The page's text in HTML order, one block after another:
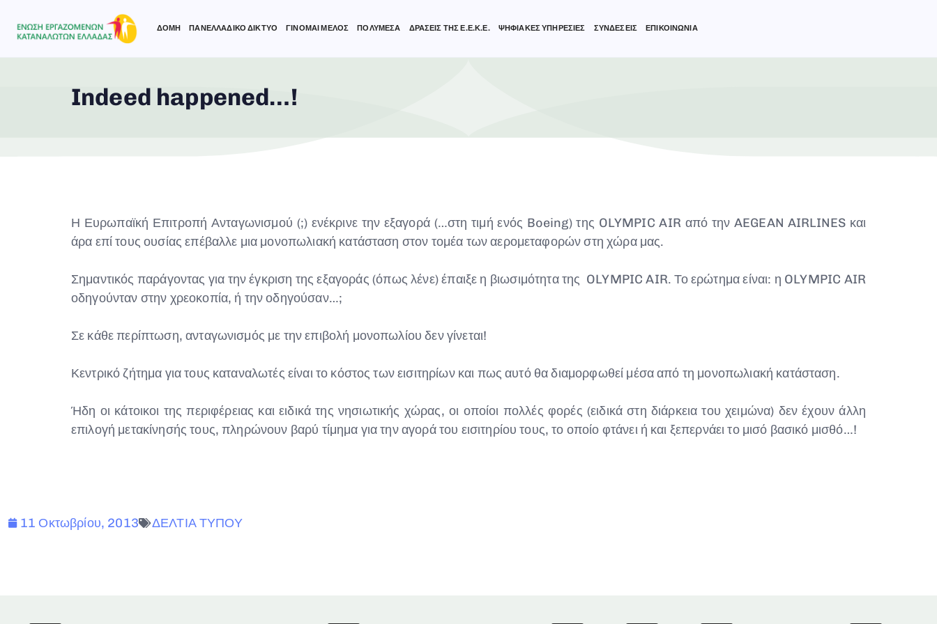
ΔΟΜΗ ΠΑΝΕΛΛΑΔΙΚΟ ΔΙΚΤΥΟ ΓΙΝΟΜΑΙ ΜΕΛΟΣ ΠΟΛΥΜΕΣΑ ΔΡΑΣΕΙΣ ΤΗΣ Ε.Ε.Κ.Ε. ΨΗΦΙΑΚΕΣ ΥΠΗΡΕΣΙΕΣ ΣΥΝΔΕΣΕΙΣ ΕΠΙΚΟΙΝΩΝΙΑ
Indeed happened…!
Η Ευρωπαϊκή Επιτροπή Ανταγωνισμού (;) ενέκρινε την εξαγορά (…στη τιμή ενός Boeing) της OLYMPIC AIR από την AEGEAN AIRLINES και
άρα επί τους ουσίας επέβαλλε μια μονοπωλιακή κατάσταση στον τομέα των αερομεταφορών στη χώρα μας.
Σημαντικός παράγοντας για την έγκριση της εξαγοράς (όπως λένε) έπαιξε η βιωσιμότητα της OLYMPIC AIR. Το ερώτημα είναι: η OLYMPIC AIR
οδηγούνταν στην χρεοκοπία, ή την οδηγούσαν…;
Σε κάθε περίπτωση, ανταγωνισμός με την επιβολή μονοπωλίου δεν γίνεται!
Κεντρικό ζήτημα για τους καταναλωτές είναι το κόστος των εισιτηρίων και πως αυτό θα διαμορφωθεί μέσα από τη μονοπωλιακή κατάσταση.
Ήδη οι κάτοικοι της περιφέρειας και ειδικά της νησιωτικής χώρας, οι οποίοι πολλές φορές (ειδικά στη διάρκεια του χειμώνα) δεν έχουν άλλη
επιλογή μετακίνησής τους, πληρώνουν βαρύ τίμημα για την αγορά του εισιτηρίου τους, το οποίο φτάνει ή και ξεπερνάει το μισό βασικό μισθό…!
11 Οκτωβρίου, 2013 ΔΕΛΤΙΑ ΤΥΠΟΥ
Type and hit enter